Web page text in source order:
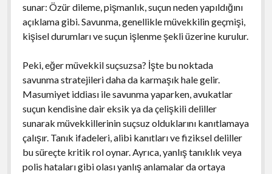
sunar: Özür dileme, pişmanlık, suçun neden yapıldığını
açıklama gibi. Savunma, genellikle müvekkilin geçmişi,
kişisel durumları ve suçun işlenme şekli üzerine kurulur.
Peki, eğer müvekkil suçsuzsa? İşte bu noktada
savunma stratejileri daha da karmaşık hale gelir.
Masumiyet iddiası ile savunma yaparken, avukatlar
suçun kendisine dair eksik ya da çelişkili deliller
sunarak müvekkillerinin suçsuz olduklarını kanıtlamaya
çalışır. Tanık ifadeleri, alibi kanıtları ve fiziksel deliller
bu süreçte kritik rol oynar. Ayrıca, yanlış tanıklık veya
polis hataları gibi olası yanlış anlamalar da ortaya